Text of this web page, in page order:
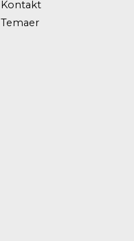
Kontakt
Temaer